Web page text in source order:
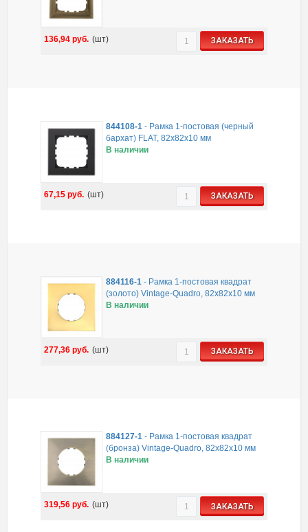
136,94 руб. (шт) ЗАКАЗАТЬ
844108-1 - Рамка 1-постовая (черный
бархат) FLAT, 82х82х10 мм
В наличии
67,15 руб. (шт) ЗАКАЗАТЬ
884116-1 - Рамка 1-постовая квадрат
(золото) Vintage-Quadro, 82х82х10 мм
В наличии
277,36 руб. (шт) ЗАКАЗАТЬ
884127-1- Рамка 1-постовая квадрат
(бронза) Vintage-Quadro, 82х82х10 мм
В наличии
319,56 руб. (шт) ЗАКАЗАТЬ